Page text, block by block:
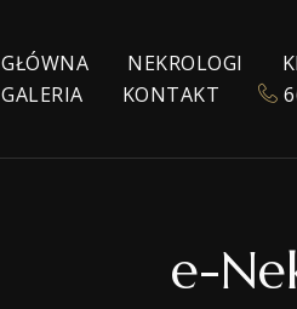
GŁÓWNA NEKROLOGI
KATALOG
GALERIA
KONTAKT
e-